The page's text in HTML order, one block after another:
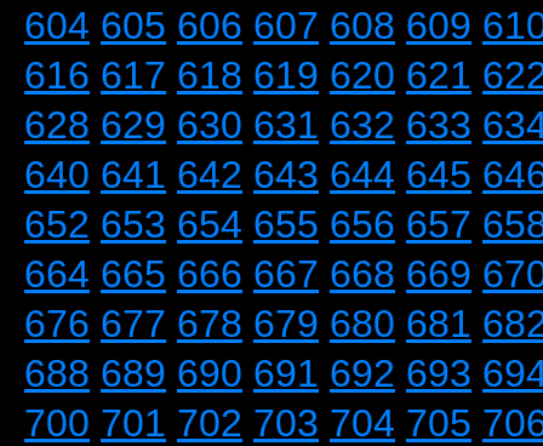
604 605 606 607 608 609
616 617 618 619 620 621
628 629 630 631 632 633
640 641 642 643 644 645
652 653 654 655 656 657
664 665 666 667 668 669
676 677 678 679 680 681
688 689 690 691 692 693
700 701 702 703 704 705